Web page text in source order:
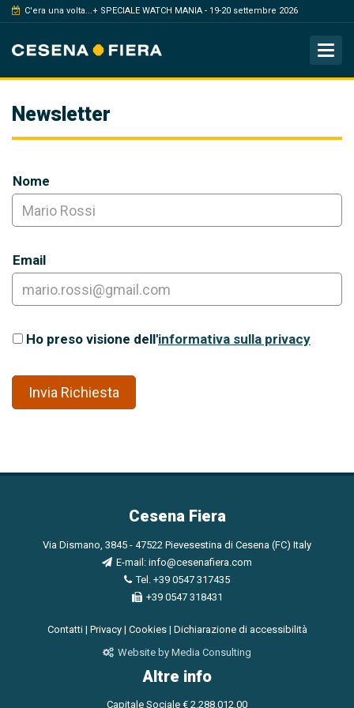
C'era una volta...+ SPECIALE WATCH MANIA - 19-20 settembre 2026
Newsletter
Nome
Email
Ho preso visione dell'informativa sulla privacy
Invia Richiesta
Cesena Fiera
Via Dismano, 3845 - 47522 Pievesestina di Cesena (FC) Italy
E-mail: info@cesenafiera.com
Tel. +39 0547 317435
+39 0547 318431
Contatti| Privacy| Cookies| Dichiarazione di accessibilità
Website by Media Consulting
Altre info
Capitale Sociale € 2.288.012,00